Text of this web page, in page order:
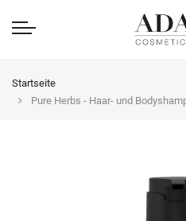
Startseite
Pure Herbs - Haar- und